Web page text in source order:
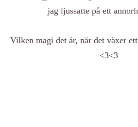
jag ljussatte på ett
Vilken magi det är, när det växer
<3<3